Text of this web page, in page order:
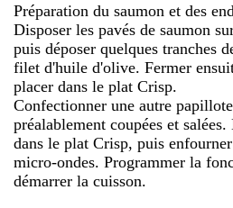
Préparation du saumon et des
Disposer les pavés de saumon
puis déposer quelques tranches
filet d'huile d'olive. Fermer
placer dans le plat Crisp.
Confectionner une autre
préalablement coupées et
dans le plat Crisp, puis
micro-ondes. Programmer la
démarrer la cuisson.